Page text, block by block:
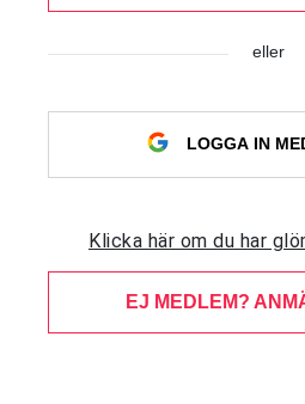
eller
LOGGA IN
Klicka här om du har
EJ MEDLEM?